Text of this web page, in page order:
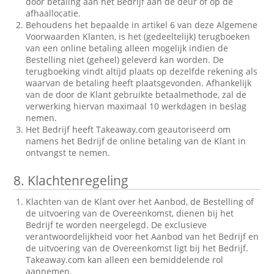
afhaallocatie.
Behoudens het bepaalde in artikel 6 van deze Algemene
Voorwaarden Klanten, is het (gedeeltelijk) terugboeken
van een online betaling alleen mogelijk indien de
Bestelling niet (geheel) geleverd kan worden. De
terugboeking vindt altijd plaats op dezelfde rekening als
waarvan de betaling heeft plaatsgevonden. Afhankelijk
van de door de Klant gebruikte betaalmethode, zal de
verwerking hiervan maximaal 10 werkdagen in beslag
nemen.
Het Bedrijf heeft Takeaway.com geautoriseerd om
namens het Bedrijf de online betaling van de Klant in
ontvangst te nemen.
8. Klachtenregeling
Klachten van de Klant over het Aanbod, de Bestelling of
de uitvoering van de Overeenkomst, dienen bij het
Bedrijf te worden neergelegd. De exclusieve
verantwoordelijkheid voor het Aanbod van het Bedrijf en
de uitvoering van de Overeenkomst ligt bij het Bedrijf.
Takeaway.com kan alleen een bemiddelende rol
aannemen.